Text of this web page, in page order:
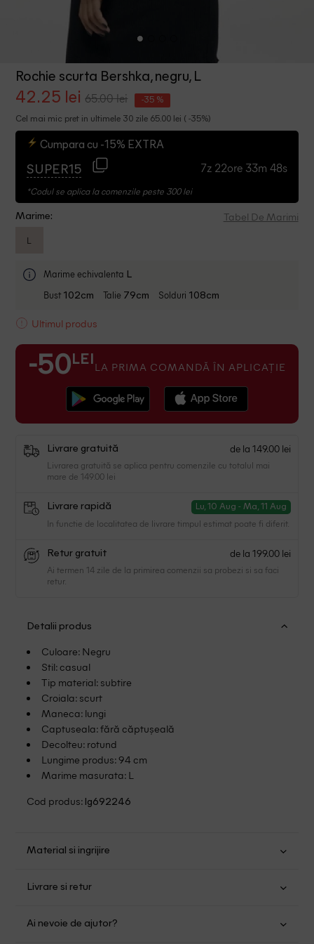
Rochie scurta Bershka, negru, L
42.25 lei 65.00 lei -35 %
Cel mai mic pret in ultimele 30 zile 65.00 lei ( -35%)
Cumpara cu -15% EXTRA
SUPER15 7z 22ore 33m 48s
*Codul se aplica la comenzile peste 300 lei
Marime: Tabel De Marimi
L
Marime echivalenta L
Bust 102cm Talie 79cm Solduri 108cm
Ultimul produs
-50 LEI LA PRIMA COMANDĂ ÎN APLICAȚIE
Livrare gratuită de la 149.00 lei
Livrarea gratuită se aplica pentru comenzile cu totalul mai
mare de 149.00 lei
Livrare rapidă Lu, 10 Aug - Ma, 11 Aug
In functie de localitatea de livrare timpul estimat poate fi diferit.
Retur gratuit de la 199.00 lei
Ai termen 14 zile de la primirea comenzii sa probezi si sa faci
retur.
Detalii produs
Culoare: Negru
Stil: casual
Tip material: subtire
Croiala: scurt
Maneca: lungi
Captuseala: fără căptușeală
Decolteu: rotund
Lungime produs: 94 cm
Marime masurata: L
Cod produs: lg692246
Material si ingrijire
Nu folositi inalbitor
Nu uscati in uscator
Livrare si retur
mare de 149.00 lei.
Ai nevoie de ajutor?